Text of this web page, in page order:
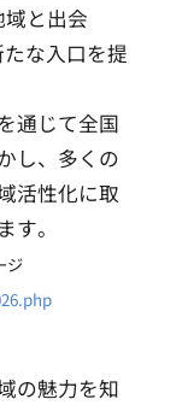
と出会
な入口を提
通じて全国
し、多くの
活性化に取
。
ジ
の魅力を知